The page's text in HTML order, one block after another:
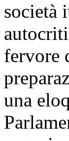
società
fervore
una